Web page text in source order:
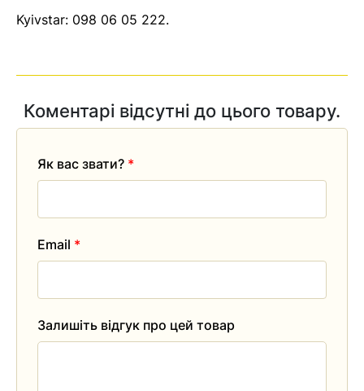
Kyivstar: 098 06 05 222.
Коментарі відсутні до цього товару.
Залишіть відгук про цей товар
Як вас звати? *
Email *